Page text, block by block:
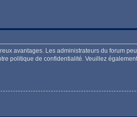
avantages. Les administrateurs du forum
politique de confidentialité. Veuillez